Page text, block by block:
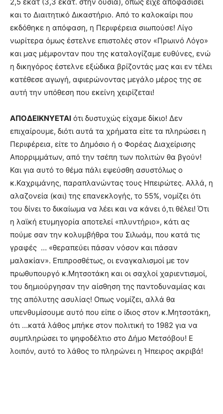
και το Διαιτητικό Δικαστήριο. Από το καλοκαίρι που
εκδόθηκε η απόφαση, η Περιφέρεια σιωπούσε! Λίγο
νωρίτερα όμως έστελνε επιστολές στον «Πρωινό Λόγο»
και μας μέμφονταν που της καταλογίζαμε ευθύνες, ενώ
η δικηγόρος έστελνε εξώδικα βρίζοντάς μας και εν τέλει
κατέθεσε αγωγή, αφιερώνοντας μεγάλο μέρος της σε
αυτή την υπόθεση που εκείνη χειρίζεται!
ΑΠΟΔΕΙΚΝΥΕΤΑΙ ότι δυστυχώς είχαμε δίκιο! Δεν
επιχαίρουμε, διότι αυτά τα χρήματα είτε τα πληρώσει η
Περιφέρεια, είτε το Δημόσιο ή ο Φορέας Διαχείρισης
Απορριμμάτων, από την τσέπη των πολιτών θα βγούν!
Και για αυτό το θέμα πάλι εψεύσθη ασυστόλως ο
κ.Καχριμάνης, παραπλανώντας τους Ηπειρώτες. Αλλά, η
αλαζονεία (και) της επανεκλογής, το 55%, νομίζει ότι
του δίνει το δικαίωμα να λέει και να κάνει ό,τι θέλει! Ότι
η λαϊκή ετυμηγορία αποτελεί «πλυντήριο», κάτι ας
πούμε σαν την κολυμβήθρα του Σιλωάμ, που κατά τις
γραφές … «θεραπεύει πάσαν νόσον και πάσαν
μαλακίαν». Επιπροσθέτως, οι εναγκαλισμοί με τον
πρωθυπουργό κ.Μητσοτάκη και οι σαχλοί χαριεντισμοί,
του δημιούργησαν την αίσθηση της παντοδυναμίας και
της απόλυτης ασυλίας! Οπως νομίζει, αλλά θα
υπενθυμίσουμε αυτό που είπε ο ίδιος στον κ.Μητσοτάκη,
ότι …κατά λάθος μπήκε στον πολιτική το 1982 για να
συμπληρώσει το ψηφοδέλτιο στο Δήμο Μετσόβου! Ε
λοιπόν, αυτό το λάθος το πληρώνει η Ήπειρος ακριβά!